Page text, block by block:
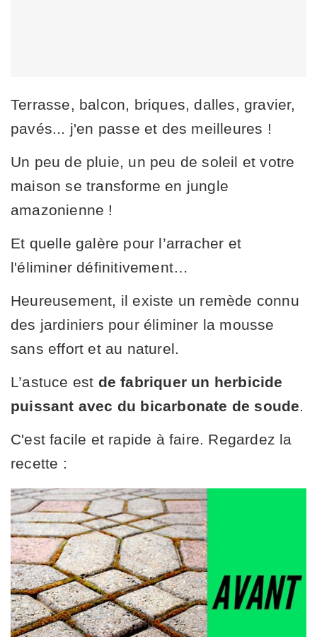
Terrasse, balcon, briques, dalles, gravier,
pavés... j'en passe et des meilleures !
Un peu de pluie, un peu de soleil et votre
maison se transforme en jungle
amazonienne !
Et quelle galère pour l’arracher et
l'éliminer définitivement…
Heureusement, il existe un remède connu
des jardiniers pour éliminer la mousse
sans effort et au naturel.
L’astuce est de fabriquer un herbicide
puissant avec du bicarbonate de soude
C'est facile et rapide à faire. Regardez la
recette :